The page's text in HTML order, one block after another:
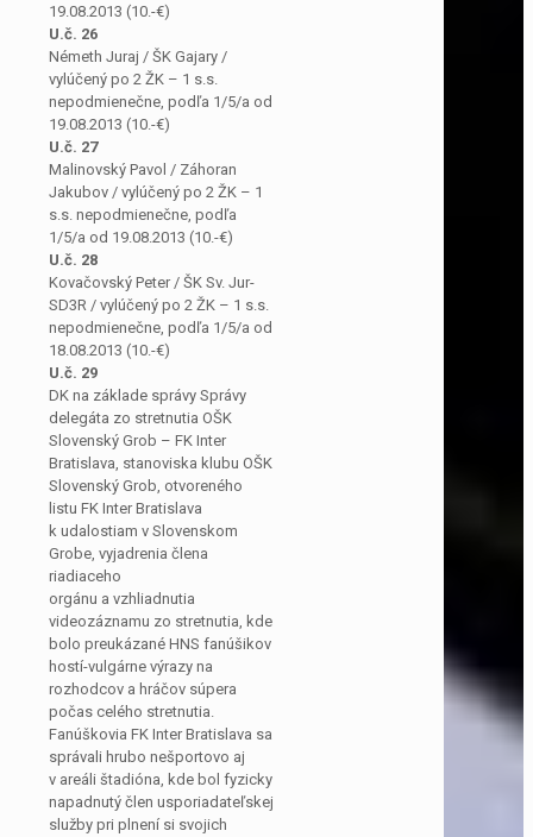
19.08.2013 (10.-€)
U.č. 26
Németh Juraj / ŠK Gajary /
vylúčený po 2 ŽK – 1 s.s.
nepodmienečne, podľa 1/5/a od
19.08.2013 (10.-€)
U.č. 27
Malinovský Pavol / Záhoran
Jakubov / vylúčený po 2 ŽK – 1
s.s. nepodmienečne, podľa
1/5/a od 19.08.2013 (10.-€)
U.č. 28
Kovačovský Peter / ŠK Sv. Jur-
SD3R / vylúčený po 2 ŽK – 1 s.s.
nepodmienečne, podľa 1/5/a od
18.08.2013 (10.-€)
U.č. 29
DK na základe správy Správy
delegáta zo stretnutia OŠK
Slovenský Grob – FK Inter
Bratislava, stanoviska klubu OŠK
Slovenský Grob, otvoreného
listu FK Inter Bratislava
k udalostiam v Slovenskom
Grobe, vyjadrenia člena
riadiaceho
orgánu a vzhliadnutia
videozáznamu zo stretnutia, kde
bolo preukázané HNS fanúšikov
hostí-vulgárne výrazy na
rozhodcov a hráčov súpera
počas celého stretnutia.
Fanúškovia FK Inter Bratislava sa
správali hrubo nešportovo aj
v areáli štadióna, kde bol fyzicky
napadnutý člen usporiadateľskej
služby pri plnení si svojich